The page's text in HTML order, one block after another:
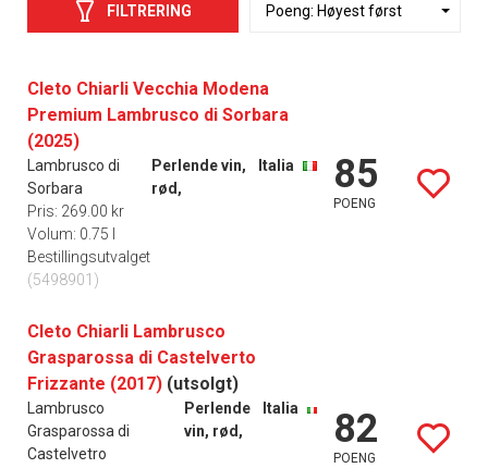
FILTRERING
Cleto Chiarli Vecchia Modena
Premium Lambrusco di Sorbara
(2025)
Lambrusco di
Sorbara
Perlende vin,
rød,
Italia
Pris: 269.00 kr
Volum: 0.75 l
Bestillingsutvalget
(5498901)
85
POENG
Cleto Chiarli Lambrusco
Grasparossa di Castelverto
Frizzante (2017) (utsolgt)
Lambrusco
Grasparossa di
Castelvetro
Perlende
vin, rød,
Italia 82
POENG